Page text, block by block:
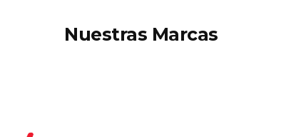
Nuestras Marcas